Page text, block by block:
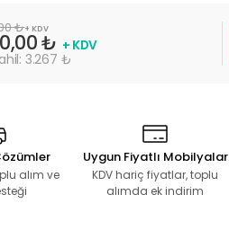
₺+ KDV
₺ + KDV
3.267 ₺
alım ve
Uygun Fiyatlı Mobilyalar
KDV hariç fiyatlar, toplu
alımda ek indirim